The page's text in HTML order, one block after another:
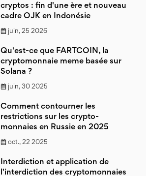
cryptos : fin d'une ère et nouveau
cadre OJK en Indonésie
juin, 25 2026
Qu'est-ce que FARTCOIN, la
cryptomonnaie meme basée sur
Solana ?
juin, 30 2025
Comment contourner les
restrictions sur les crypto-
monnaies en Russie en 2025
oct., 22 2025
Interdiction et application de
l'interdiction des cryptomonnaies